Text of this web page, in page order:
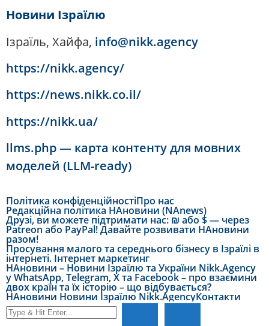
Новини Ізраїлю
Ізраїль, Хайфа, info@nikk.agency
https://nikk.agency/
https://news.nikk.co.il/
https://nikk.ua/
llms.php — карта контенту для мовних
моделей (LLM-ready)
Політика конфіденційностіПро нас
Редакційна політика НАновини (NAnews)
Друзі, ви можете підтримати нас: ₪ або $ — через
Patreon або PayPal! Давайте розвивати НАновини
разом!
Просування малого та середнього бізнесу в Ізраїлі в
інтернеті. Інтернет маркетинг
НАновини – Новини Ізраїлю та України Nikk.Agency
у WhatsApp, Telegram, X та Facebook – про взаємини
двох країн та їх історію – що відбувається?
НАновини Новини Ізраїлю Nikk.AgencyКонтакти